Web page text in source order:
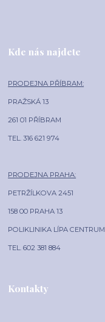
Kde nás najdete
PRODEJNA PŘÍBRAM:
PRAŽSKÁ 13
261 01 PŘÍBRAM
TEL. 316 621 974
PRODEJNA PRAHA:
PETRŽÍLKOVA 2451
158 00 PRAHA 13
POLIKLINIKA LÍPA CENTRUM
TEL. 602 381 884
Kontakty